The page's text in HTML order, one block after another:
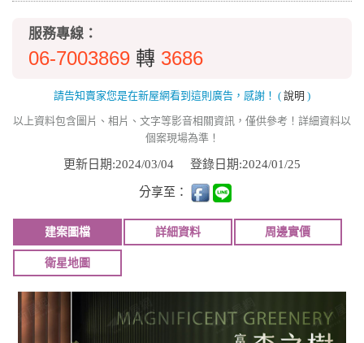
服務專線：
06-7003869 轉 3686
請告知賣家您是在新屋網看到這則廣告，感謝！ ( 說明 )
以上資料包含圖片、相片、文字等影音相關資訊，僅供參考！詳細資料以
個案現場為準！
更新日期:2024/03/04 登錄日期:2024/01/25
分享至：
建案圖檔 詳細資料 周邊實價
衛星地圖